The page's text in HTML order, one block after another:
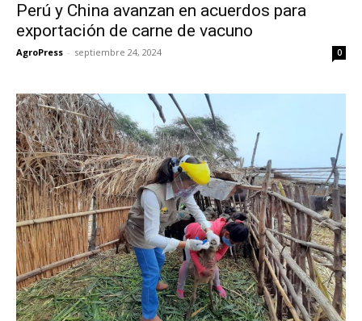
Perú y China avanzan en acuerdos para
exportación de carne de vacuno
AgroPress - septiembre 24, 2024 0